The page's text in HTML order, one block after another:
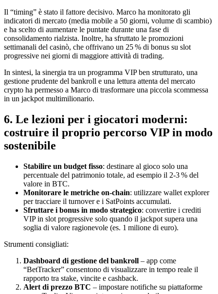
Il “timing” è stato il fattore decisivo. Marco ha monitorato gli
indicatori di mercato (media mobile a 50 giorni, volume di scambio)
e ha scelto di aumentare le puntate durante una fase di
consolidamento rialzista. Inoltre, ha sfruttato le promozioni
settimanali del casinò, che offrivano un 25 % di bonus su slot
progressive nei giorni di maggiore attività di trading.
In sintesi, la sinergia tra un programma VIP ben strutturato, una
gestione prudente del bankroll e una lettura attenta del mercato
crypto ha permesso a Marco di trasformare una piccola scommessa
in un jackpot multimilionario.
6. Le lezioni per i giocatori moderni:
costruire il proprio percorso VIP in modo
sostenibile
Stabilire un budget fisso: destinare al gioco solo una
percentuale del patrimonio totale, ad esempio il 2‑3 % del
valore in BTC.
Monitorare le metriche on‑chain: utilizzare wallet explorer
per tracciare il turnover e i SatPoints accumulati.
Sfruttare i bonus in modo strategico: convertire i crediti
VIP in slot progressive solo quando il jackpot supera una
soglia di valore ragionevole (es. 1 milione di euro).
Strumenti consigliati:
Dashboard di gestione del bankroll – app come
“BetTracker” consentono di visualizzare in tempo reale il
rapporto tra stake, vincite e cashback.
Alert di prezzo BTC – impostare notifiche su piattaforme